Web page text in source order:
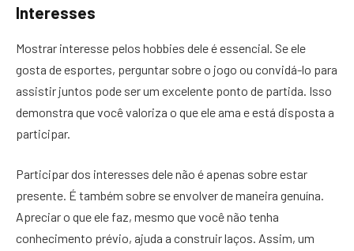
Interesses
Mostrar interesse pelos hobbies dele é essencial. Se ele
gosta de esportes, perguntar sobre o jogo ou convidá-lo para
assistir juntos pode ser um excelente ponto de partida. Isso
demonstra que você valoriza o que ele ama e está disposta a
participar.
Participar dos interesses dele não é apenas sobre estar
presente. É também sobre se envolver de maneira genuína.
Apreciar o que ele faz, mesmo que você não tenha
conhecimento prévio, ajuda a construir laços. Assim, um